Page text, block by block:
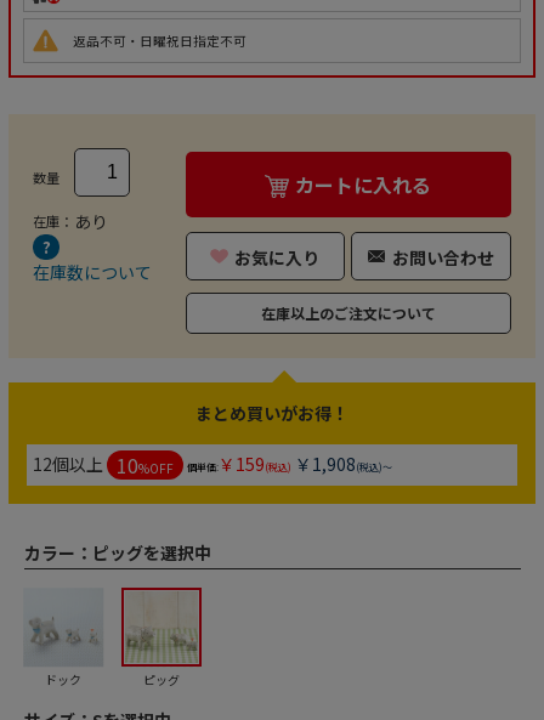
返品不可・日曜祝日指定不可
数量
在庫： あり
在庫数について
カートに入れる
お気に入り お問い合わせ
在庫以上のご注文について
まとめ買いがお得！
12個以上 10%OFF 個単価:￥159(税込) ￥1,908(税込)～
カラー： ピッグを選択中
ドック ピッグ